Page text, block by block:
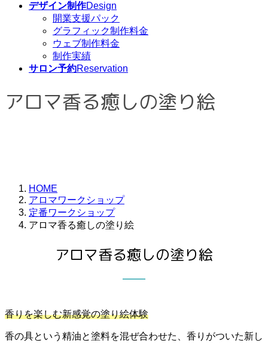
デザイン制作Design
開業支援パック
グラフィック制作料金
ウェブ制作料金
制作実績
サロン予約Reservation
アロマ香る癒しの塗り絵
HOME
アロマワークショップ
定番ワークショップ
アロマ香る癒しの塗り絵
アロマ香る癒しの塗り絵
香りを楽しむ新感覚の塗り絵体験
香の具という精油と塗料を混ぜ合わせた、香りがついた新し